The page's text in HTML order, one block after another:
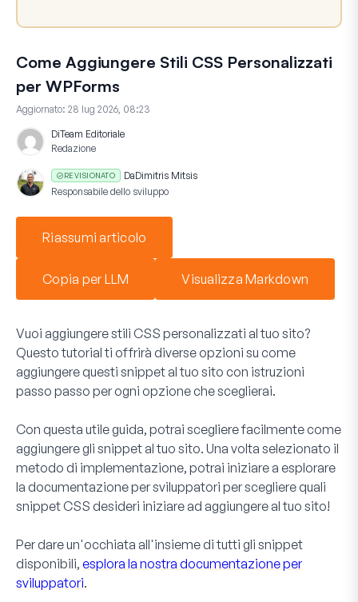
Come Aggiungere Stili CSS Personalizzati
per WPForms
Aggiornato: 28 lug 2026, 08:23
DiTeam Editoriale
Redazione
REVISIONATO DaDimitris Mitsis
Responsabile dello sviluppo
Riassumi articolo
Copia per LLM Visualizza Markdown
Vuoi aggiungere stili CSS personalizzati al tuo sito?
Questo tutorial ti offrirà diverse opzioni su come
aggiungere questi snippet al tuo sito con istruzioni
passo passo per ogni opzione che sceglierai.
Con questa utile guida, potrai scegliere facilmente come
aggiungere gli snippet al tuo sito. Una volta selezionato il
metodo di implementazione, potrai iniziare a esplorare
la documentazione per sviluppatori per scegliere quali
snippet CSS desideri iniziare ad aggiungere al tuo sito!
Per dare un'occhiata all'insieme di tutti gli snippet
disponibili, esplora la nostra documentazione per
sviluppatori.